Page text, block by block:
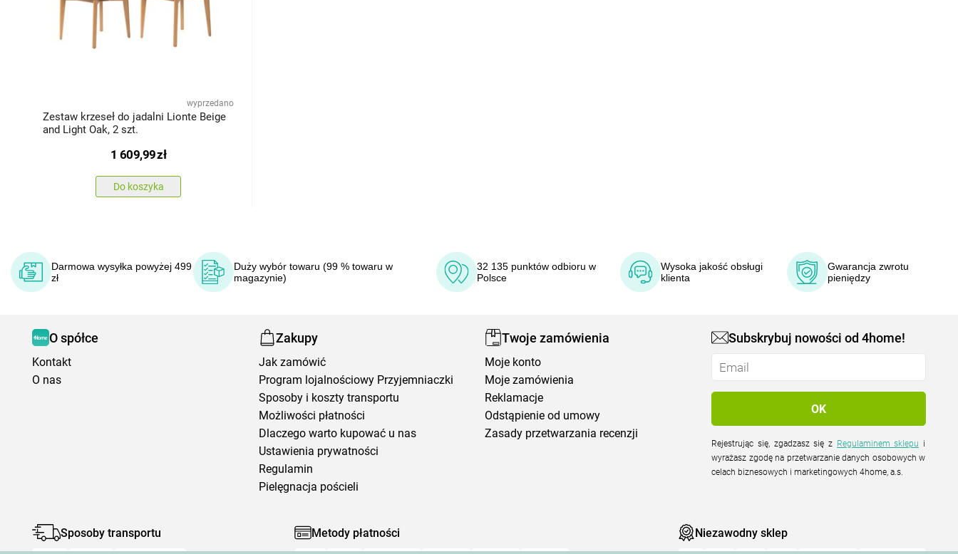
wyprzedano
Zestaw krzeseł do jadalni Lionte Beige
and Light Oak, 2 szt.
1 609,99zł
Do koszyka
Darmowa wysyłka powyżej 499
zł
Duży wybór towaru (99 % towaru w
magazynie)
32 135 punktów odbioru w
Polsce
Wysoka jakość obsługi
klienta
Gwarancja zwrotu
pieniędzy
O spółce
Kontakt
O nas
Zakupy
Jak zamówić
Program lojalnościowy Przyjemniaczki
Sposoby i koszty transportu
Możliwości płatności
Dlaczego warto kupować u nas
Ustawienia prywatności
Regulamin
Pielęgnacja pościeli
Twoje zamówienia
Moje konto
Moje zamówienia
Reklamacje
Odstąpienie od umowy
Zasady przetwarzania recenzji
Subskrybuj nowości od 4home!
Rejestrując się, zgadzasz się z Regulaminem sklepu
wyrażasz zgodę na przetwarzanie danych osobowych w
celach biznesowych i marketingowych 4home, a.s.
Sposoby transportu Metody płatności Niezawodny sklep